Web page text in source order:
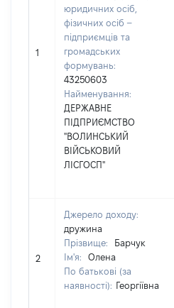
1
юридичних осіб,
фізичних осіб –
підприємців та
громадських
формувань:
43250603
Найменування:
ДЕРЖАВНЕ
ПІДПРИЄМСТВО
"ВОЛИНСЬКИЙ
ВІЙСЬКОВИЙ
ЛІСГОСП"
2
Джерело доходу:
дружина
Прізвище:
Барчук
Ім'я:
Олена
По батькові (за
наявності): Георгіївна